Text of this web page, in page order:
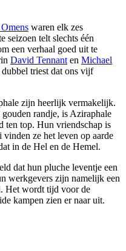
waren elk zes
seizoen telt slechts één
een verhaal goed uit te
David Tennant en Michael
dubbel triest dat ons vijf
zijn heerlijk vermakelijk.
randje, is Aziraphale
ten top. Hun vriendschap is
ze het leven op aarde
in de Hel en de Hemel.
dat hun pluche leventje een
werkgevers zijn namelijk een
Het wordt tijd voor de
kampen zien er naar uit.